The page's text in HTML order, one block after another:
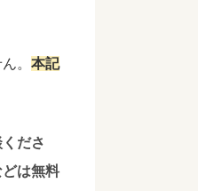
。 本記
ださ
は無料